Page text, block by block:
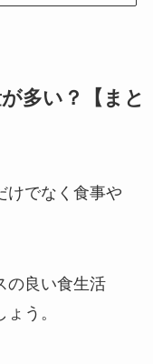
多い？【まと
けでなく食事や
の良い食生活
う。